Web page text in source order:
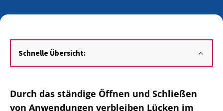
Schnelle Übersicht:
Durch das ständige Öffnen und Schließen
von Anwendungen verbleiben Lücken im